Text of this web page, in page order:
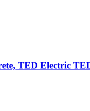
TED Electric